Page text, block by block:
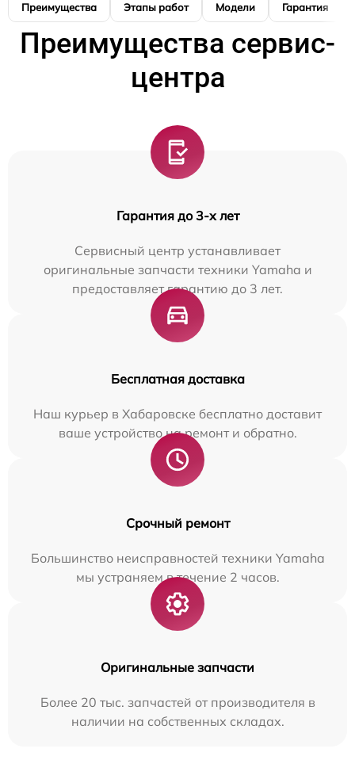
Преимущества Этапы работ Модели Гарантия
Преимущества сервис-
центра
Гарантия до 3-х лет
Сервисный центр устанавливает
оригинальные запчасти техники Yamaha и
предоставляет гарантию до 3 лет.
Бесплатная доставка
Наш курьер в Хабаровске бесплатно доставит
ваше устройство на ремонт и обратно.
Срочный ремонт
Большинство неисправностей техники Yamaha
мы устраняем в течение 2 часов.
Оригинальные запчасти
Более 20 тыс. запчастей от производителя в
наличии на собственных складах.